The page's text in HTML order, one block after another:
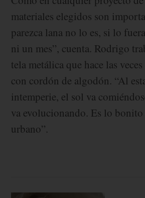
materiales elegidos son
parezca lana no lo es, si lo
ni un mes”, cuenta. Rodrigo
tela metálica que hace las
con cordón de algodón. “Al
intemperie, el sol va
va evolucionando. Es lo
urbano”.